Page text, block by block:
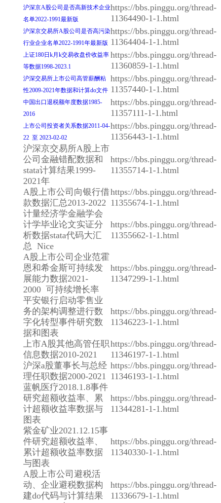
沪深京A股公司是否高新技术企业
名单2022-1991最新版
https://bbs.pinggu.org/thread-
11364490-1-1.html
沪深京交易所A股公司是否高污染
行业企业名单2022-1991年最新版
https://bbs.pinggu.org/thread-
11364404-1-1.html
上证180日k月k交易收盘价收益率
等数据1998-2023.1
https://bbs.pinggu.org/thread-
11360859-1-1.html
沪深交易所上市公司高管薪酬粘
性2009-2021年数据和计算do文件
https://bbs.pinggu.org/thread-
11357440-1-1.html
中国出口退税额年度数据1985-
2016
https://bbs.pinggu.org/thread-
11357111-1-1.html
上市公司投资者关系数据2011-04-
22 至 2023-02-02
https://bbs.pinggu.org/thread-
11356443-1-1.html
沪深京交易所A股上市
公司金融错配数据和
stata计算结果1999-
2021年
https://bbs.pinggu.org/thread-
11355714-1-1.html
A股上市公司向银行借
款数据汇总2013-2022
https://bbs.pinggu.org/thread-
11355674-1-1.html
计量经济学金融学会
计学毕业论文实证分
析数据stata代码大汇
总 Nice
https://bbs.pinggu.org/thread-
11355662-1-1.html
A股上市公司企业范霍
恩和希金斯可持续发
展能力数据2021-
2000 可持续增长率
https://bbs.pinggu.org/thread-
11347299-1-1.html
平安银行启动零售业
务的架构调整进行数
字化转型事件研究数
据和图表
https://bbs.pinggu.org/thread-
11346223-1-1.html
上市A股其他高管任职
信息数据2010-2021
https://bbs.pinggu.org/thread-
11346197-1-1.html
沪深a股董事长与总经
理任职数据2000-2021
https://bbs.pinggu.org/thread-
11346193-1-1.html
蓝帆医疗2018.1.8事件
研究超额收益率、累
计超额收益率数据与
图表
https://bbs.pinggu.org/thread-
11344281-1-1.html
紫金矿业2021.12.15事
件研究超额收益率、
累计超额收益率数据
与图表
https://bbs.pinggu.org/thread-
11340330-1-1.html
A股上市公司避税活
动、企业避税数据构
建do代码与计算结果
https://bbs.pinggu.org/thread-
11336679-1-1.html